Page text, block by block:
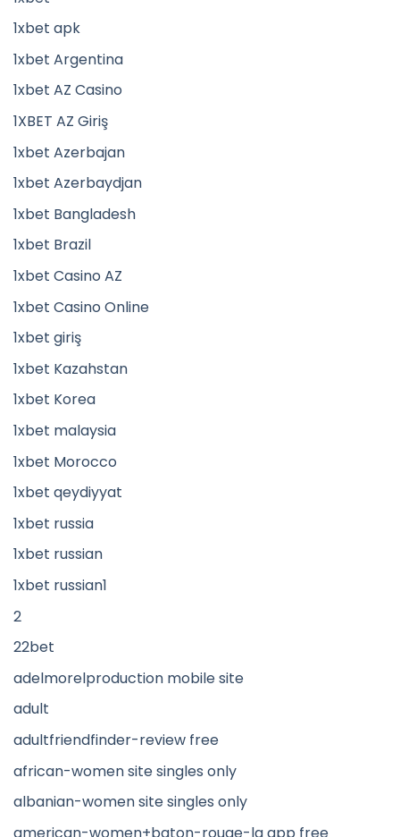
1xbet apk
1xbet Argentina
1xbet AZ Casino
1XBET AZ Giriş
1xbet Azerbajan
1xbet Azerbaydjan
1xbet Bangladesh
1xbet Brazil
1xbet Casino AZ
1xbet Casino Online
1xbet giriş
1xbet Kazahstan
1xbet Korea
1xbet malaysia
1xbet Morocco
1xbet qeydiyyat
1xbet russia
1xbet russian
1xbet russian1
2
22bet
adelmorelproduction mobile site
adult
adultfriendfinder-review free
african-women site singles only
albanian-women site singles only
american-women+baton-rouge-la app free